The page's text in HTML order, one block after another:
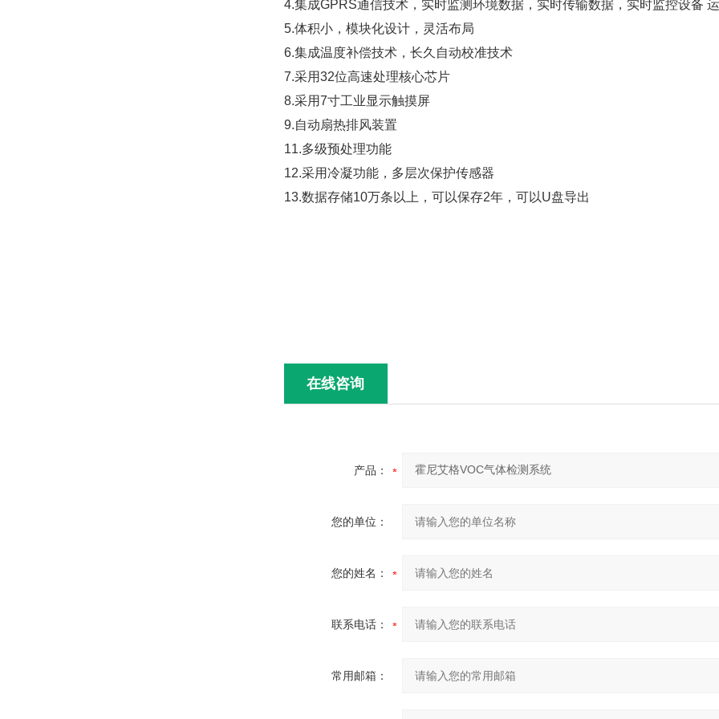
4.集成GPRS通信技术，实时监测环境数据，实时传输数据，实时监控设备
5.体积小，模块化设计，灵活布局
6.集成温度补偿技术，长久自动校准技术
7.采用32位高速处理核心芯片
8.采用7寸工业显示触摸屏
9.自动扇热排风装置
11.多级预处理功能
12.采用冷凝功能，多层次保护传感器
13.数据存储10万条以上，可以保存2年，可以U盘导出
在线咨询
产品：
您的单位：
您的姓名：
联系电话：
常用邮箱：